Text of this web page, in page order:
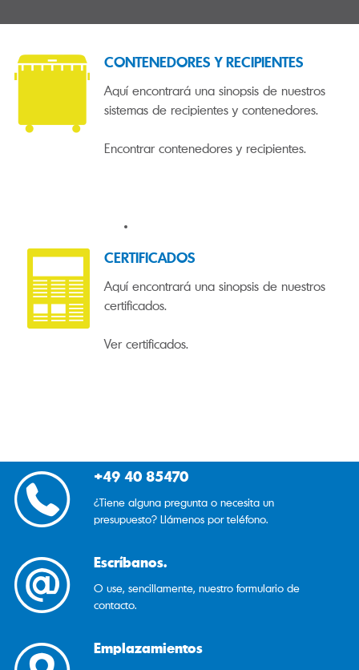
CONTENEDORES Y RECIPIENTES
Aquí encontrará una sinopsis de nuestros
sistemas de recipientes y contenedores.
Encontrar contenedores y recipientes.
CERTIFICADOS
Aquí encontrará una sinopsis de nuestros
certificados.
Ver certificados.
+49 40 85470
¿Tiene alguna pregunta o necesita un
presupuesto? Llámenos por teléfono.
Escríbanos.
O use, sencillamente, nuestro formulario de
contacto.
Emplazamientos